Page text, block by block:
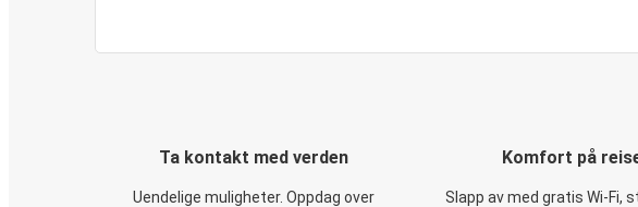
Ta kontakt med verden
Uendelige muligheter. Oppdag over
Komfort på
Slapp av med gratis Wi-Fi,